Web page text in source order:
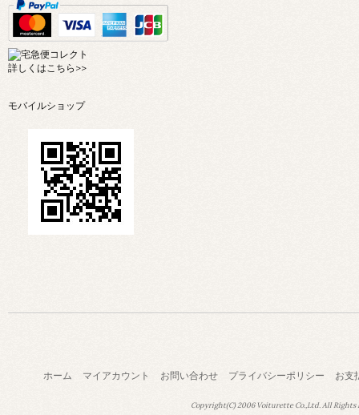
詳しくはこちら>>
モバイルショップ
ホーム マイアカウント お問い合わせ プライバシーポリシー お支
Copyright(C) 2006 Voiturette Co.,Ltd. All Rights